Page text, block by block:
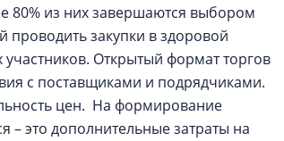
80% из них завершаются выбором
проводить закупки в здоровой
Открытый формат торгов
с поставщиками и подрядчиками.
цен. На формирование
– это дополнительные затраты на